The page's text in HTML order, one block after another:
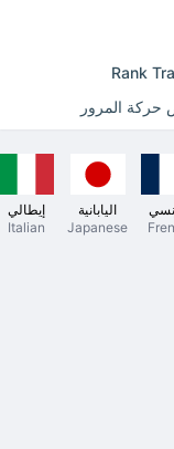
Rank
حركة المرور
اليابانية
Japanese
إيطالي
Italian